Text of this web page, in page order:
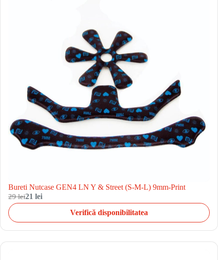
Bureti Nutcase GEN4 LN Y & Street (S-M-L) 9mm-Print
29 lei21 lei
Verifică disponibilitatea